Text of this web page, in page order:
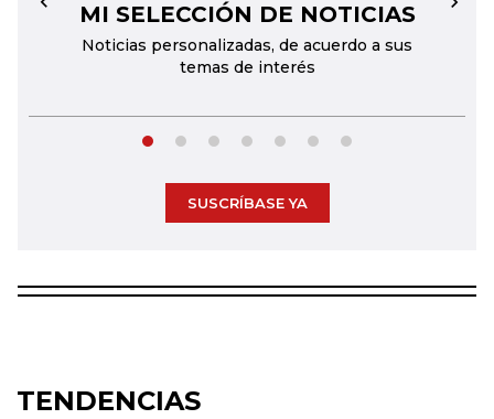
MI SELECCIÓN DE NOTICIAS
Noticias personalizadas, de acuerdo a sus
temas de interés
← →
SUSCRÍBASE YA
TENDENCIAS